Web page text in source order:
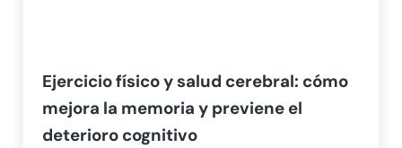
Ejercicio físico y salud cerebral: cómo
mejora la memoria y previene el
deterioro cognitivo